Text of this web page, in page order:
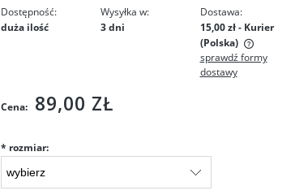
Dostępność:
duża ilość
Wysyłka w:
3 dni
Dostawa:
15,00 zł - Kurier
(Polska)
Cena nie zawiera ewentualnych
kosztów płatności
sprawdź formy
dostawy
Cena: 89,00 ZŁ
* rozmiar: